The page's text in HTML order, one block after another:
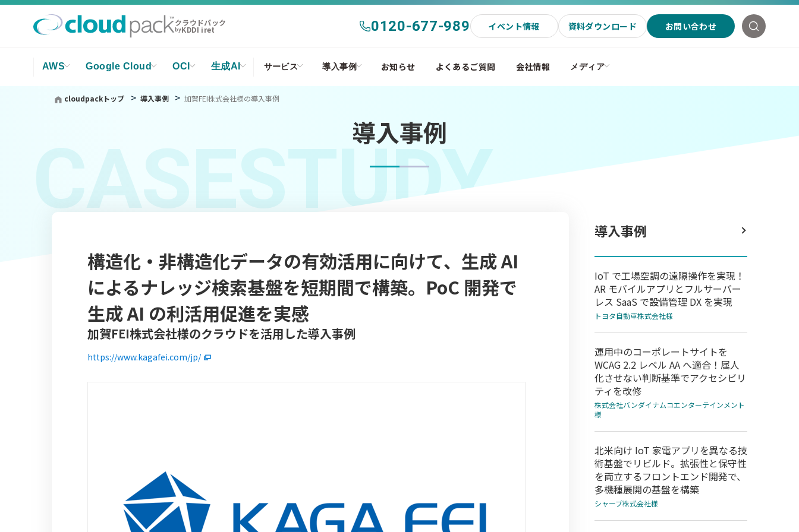
クラウドパック
byKDDI iret 0120-677-989 イベント情報 資料ダウンロード お問い合わせ
AWS Google Cloud OCI 生成AI サービス 導入事例 お知らせ よくあるご質問 会社情報 メディア
cloudpackトップ 導入事例 加賀FEI株式会社様の導入事例
導入事例
CASESTUDY
構造化・非構造化データの有効活用に向けて、生成 AI
によるナレッジ検索基盤を短期間で構築。PoC 開発で
生成 AI の利活用促進を実感
加賀FEI株式会社様のクラウドを活用した導入事例
https://www.kagafei.com/jp/
導入事例
IoT で工場空調の遠隔操作を実現！
AR モバイルアプリとフルサーバー
レス SaaS で設備管理 DX を実現
トヨタ自動車株式会社様
運用中のコーポレートサイトを
WCAG 2.2 レベル AA へ適合！属人
化させない判断基準でアクセシビリ
ティを改修
株式会社バンダイナムコエンターテインメント
様
北米向け IoT 家電アプリを異なる技
術基盤でリビルド。拡張性と保守性
を両立するフロントエンド開発で、
多機種展開の基盤を構築
シャープ株式会社様